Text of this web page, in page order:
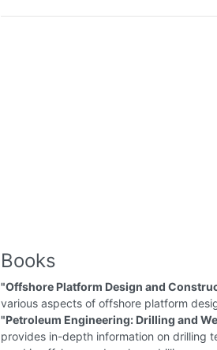
Books
"Offshore Platform Design and
various aspects of offshore platform
"Petroleum Engineering: Drilling and
provides in-depth information on drilling